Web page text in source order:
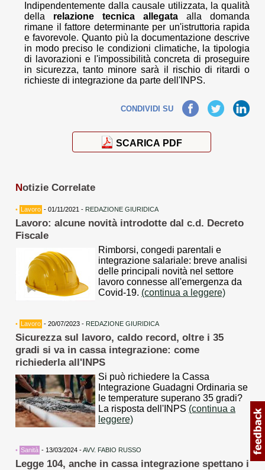
Indipendentemente dalla causale utilizzata, la qualità
della relazione tecnica allegata alla domanda
rimane il fattore determinante per un'istruttoria rapida
e favorevole. Quanto più la documentazione descrive
in modo preciso le condizioni climatiche, la tipologia
di lavorazioni e l'impossibilità concreta di proseguire
in sicurezza, tanto minore sarà il rischio di ritardi o
richieste di integrazione da parte dell'INPS.
CONDIVIDI SUFacebook TwitterLinkedIn
SCARICA PDF
Notizie Correlate
• Lavoro - 01/11/2021 - REDAZIONE GIURIDICA
Lavoro: alcune novità introdotte dal c.d. Decreto
Fiscale
Rimborsi, congedi parentali e
integrazione salariale: breve analisi
delle principali novità nel settore
lavoro connesse all'emergenza da
Covid-19. (continua a leggere)
• Lavoro - 20/07/2023 - REDAZIONE GIURIDICA
Sicurezza sul lavoro, caldo record, oltre i 35
gradi si va in cassa integrazione: come
richiederla all'INPS
Si può richiedere la Cassa
Integrazione Guadagni Ordinaria se
le temperature superano 35 gradi?
La risposta dell'INPS (continua a
leggere)
• Sanità - 13/03/2024 -AVV. FABIO RUSSO
Legge 104, anche in cassa integrazione spettano i